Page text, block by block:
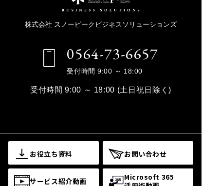
株式会社 スノーピークビジネスソリューションズ
0564-73-6657
受付時間 9:00 ～ 18:00
受付時間 9:00 ～ 18:00 (土日祝日除く)
お役立ち資料 お問い合わせ
サービス紹介動画
Microsoft 365